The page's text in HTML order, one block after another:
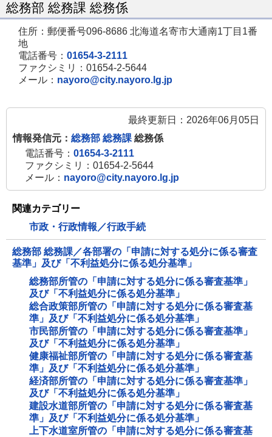
総務部 総務課 総務係
住所：郵便番号096-8686 北海道名寄市大通南1丁目1番
地
電話番号： 01654-3-2111
ファクシミリ：01654-2-5644
メール： nayoro@city.nayoro.lg.jp
最終更新日：2026年06月05日
情報発信元： 総務部 総務課 総務係
電話番号： 01654-3-2111
ファクシミリ：01654-2-5644
メール： nayoro@city.nayoro.lg.jp
関連カテゴリー
市政・行政情報／行政手続
総務部 総務課／各部署の「申請に対する処分に係る審査
基準」及び「不利益処分に係る処分基準」
総務部所管の「申請に対する処分に係る審査基準」
及び「不利益処分に係る処分基準」
総合政策部所管の「申請に対する処分に係る審査基
準」及び「不利益処分に係る処分基準」
市民部所管の「申請に対する処分に係る審査基準」
及び「不利益処分に係る処分基準」
健康福祉部所管の「申請に対する処分に係る審査基
準」及び「不利益処分に係る処分基準」
経済部所管の「申請に対する処分に係る審査基準」
及び「不利益処分に係る処分基準」
建設水道部所管の「申請に対する処分に係る審査基
準」及び「不利益処分に係る処分基準」
上下水道室所管の「申請に対する処分に係る審査基